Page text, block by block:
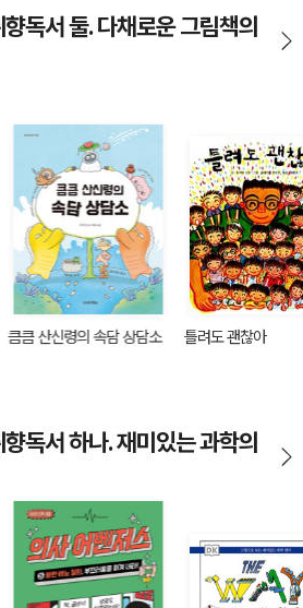
독서 둘. 다채로운 그림책의
큼큼 산신령의 속담 상담소 틀려도 괜찮아
독서 하나. 재미있는 과학의